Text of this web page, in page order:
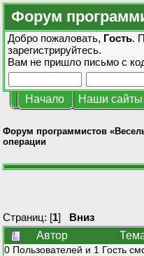
Форум
Добро пожаловать, Гость.
зарегистрируйтесь.
Вам не пришло письмо с
Начало Наши сайты
Форум программистов
операции
Страниц: [1] Вниз
Автор
0 Пользователей и 1 Гость